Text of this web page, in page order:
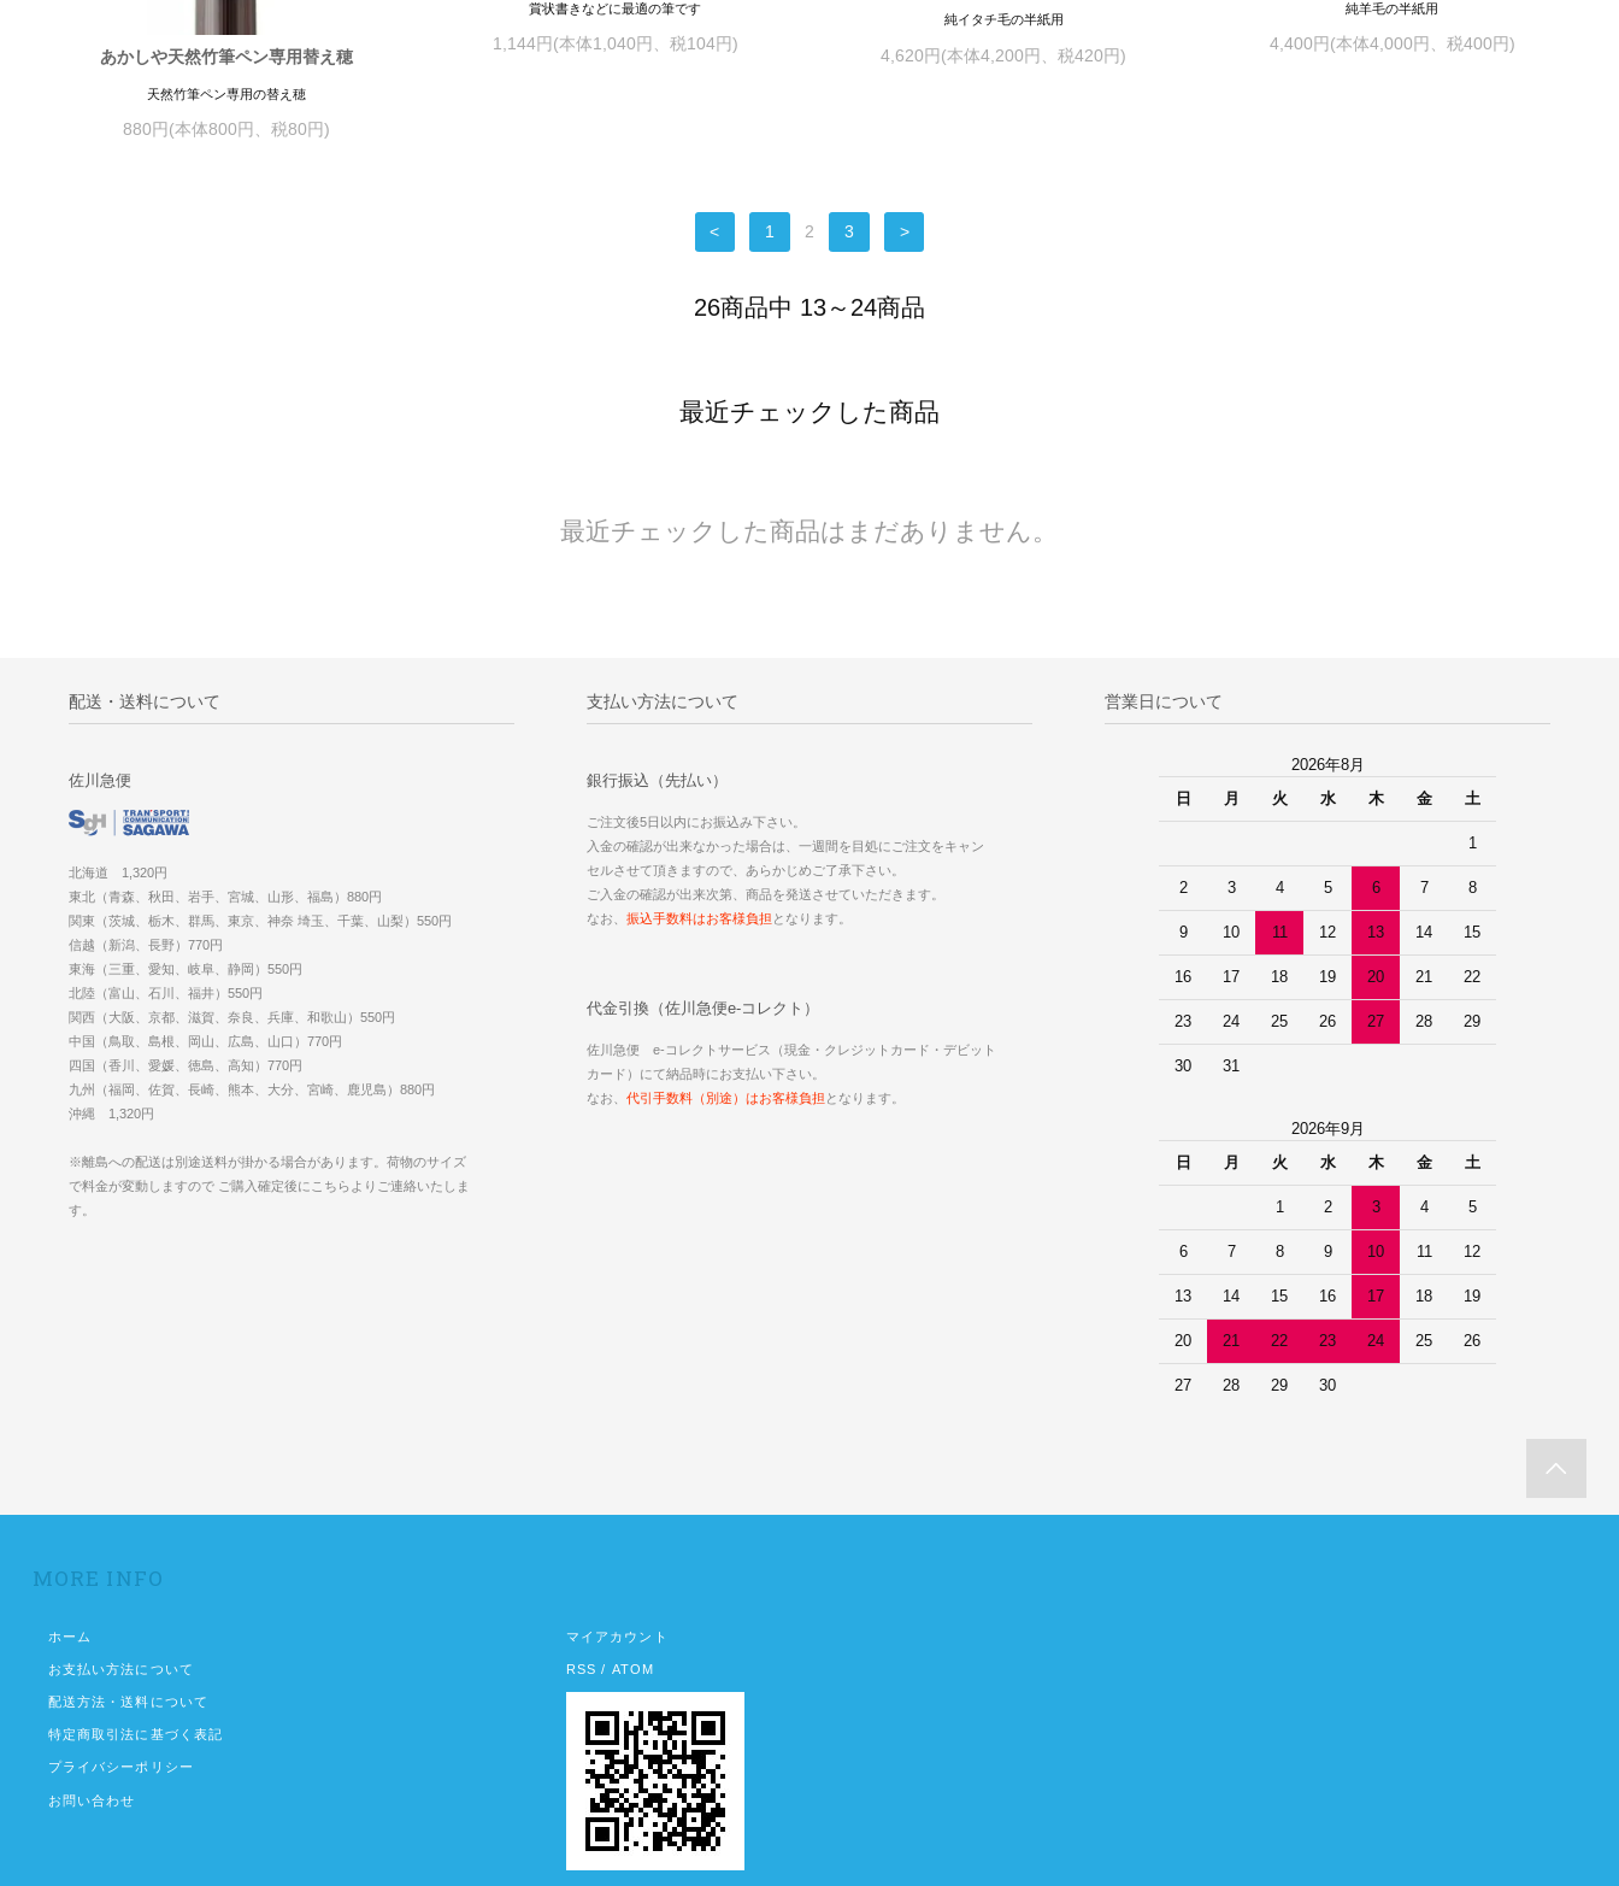
あかしや天然竹筆ペン専用替え穂
天然竹筆ペン専用の替え穂
880円(本体800円、税80円)
賞状書きなどに最適の筆です
1,144円(本体1,040円、税104円)
純イタチ毛の半紙用
4,620円(本体4,200円、税420円)
純羊毛の半紙用
4,400円(本体4,000円、税400円)
< 1 2 3 >
26商品中 13～24商品
最近チェックした商品
最近チェックした商品はまだありません。
配送・送料について
佐川急便
北海道 1,320円
東北（青森、秋田、岩手、宮城、山形、福島）880円
関東（茨城、栃木、群馬、東京、神奈 埼玉、千葉、山梨）550円
信越（新潟、長野）770円
東海（三重、愛知、岐阜、静岡）550円
北陸（富山、石川、福井）550円
関西（大阪、京都、滋賀、奈良、兵庫、和歌山）550円
中国（鳥取、島根、岡山、広島、山口）770円
四国（香川、愛媛、徳島、高知）770円
九州（福岡、佐賀、長崎、熊本、大分、宮崎、鹿児島）880円
沖縄 1,320円
※離島への配送は別途送料が掛かる場合があります。荷物のサイズ
で料金が変動しますので ご購入確定後にこちらよりご連絡いたしま
す。
支払い方法について
銀行振込（先払い）
ご注文後5日以内にお振込み下さい。
入金の確認が出来なかった場合は、一週間を目処にご注文をキャン
セルさせて頂きますので、あらかじめご了承下さい。
ご入金の確認が出来次第、商品を発送させていただきます。
なお、 振込手数料はお客様負担 となります。
代金引換（佐川急便e-コレクト）
佐川急便 e-コレクトサービス（現金・クレジットカード・デビット
カード）にて納品時にお支払い下さい。
なお、 代引手数料（別途）はお客様負担 となります。
営業日について
2026年8月
日
月 火 水 木 金 土
1
2 3 4 5 6 7 8
9 10 11 12 13 14 15
16 17 18 19 20 21 22
23 24 25 26 27 28 29
30 31
2026年9月
日
月 火 水 木 金 土
1 2 3 4 5
6 7 8 9 10 11 12
13 14 15 16 17 18 19
20 21 22 23 24 25 26
27 28 29 30
MORE INFO
ホーム
お支払い方法について
配送方法・送料について
特定商取引法に基づく表記
プライバシーポリシー
お問い合わせ
マイアカウント
RSS / ATOM